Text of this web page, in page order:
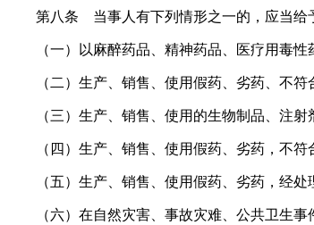
第八条 当事人有下列情形之一的，应当给
（一）以麻醉药品、精神药品、医疗用毒
（二）生产、销售、使用假药、劣药、不
（三）生产、销售、使用的生物制品、注射
（四）生产、销售、使用假药、劣药，不
（五）生产、销售、使用假药、劣药，经
（六）在自然灾害、事故灾难、公共卫生